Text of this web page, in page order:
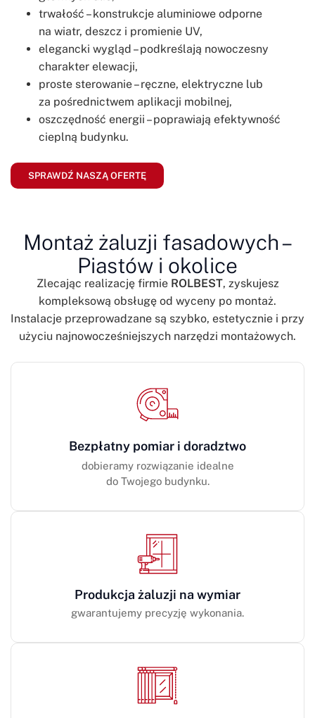
trwałość – konstrukcje aluminiowe odporne
na wiatr, deszcz i promienie UV,
elegancki wygląd – podkreślają nowoczesny
charakter elewacji,
proste sterowanie – ręczne, elektryczne lub
za pośrednictwem aplikacji mobilnej,
oszczędność energii – poprawiają efektywność
cieplną budynku.
SPRAWDŹ NASZĄ OFERTĘ
Montaż żaluzji fasadowych –
Piastów i okolice
Zlecając realizację firmie ROLBEST, zyskujesz
kompleksową obsługę od wyceny po montaż.
Instalacje przeprowadzane są szybko, estetycznie i przy
użyciu najnowocześniejszych narzędzi montażowych.
Bezpłatny pomiar i doradztwo
dobieramy rozwiązanie idealne
do Twojego budynku.
Produkcja żaluzji na wymiar
gwarantujemy precyzję wykonania.